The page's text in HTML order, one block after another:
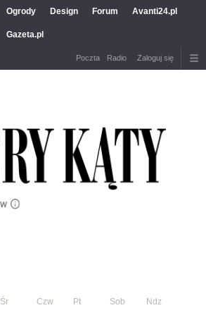
Ogrody Design Forum Avanti24.pl
Gazeta.pl
Poczta Radio Zaloguj się
Śr Czw Pt Sob Ndz